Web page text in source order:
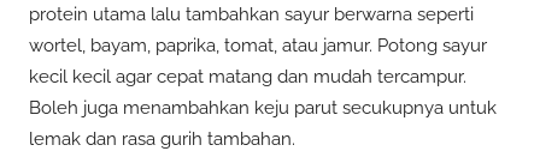
protein utama lalu tambahkan sayur berwarna seperti
wortel, bayam, paprika, tomat, atau jamur. Potong sayur
kecil kecil agar cepat matang dan mudah tercampur.
Boleh juga menambahkan keju parut secukupnya untuk
lemak dan rasa gurih tambahan.